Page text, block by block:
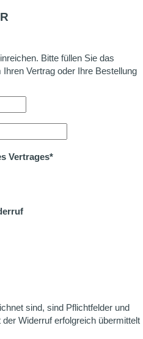
Bitte füllen Sie das
Vertrag oder Ihre Bestellung
Vertrages*
sind, sind Pflichtfelder und
Widerruf erfolgreich übermittelt